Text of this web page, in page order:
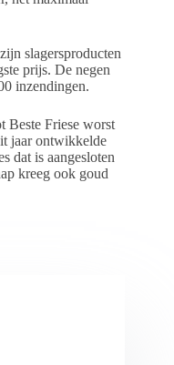
slagersproducten
prijs. De negen
inzendingen.
Beste Friese worst
jaar ontwikkelde
dat is aangesloten
kreeg ook goud